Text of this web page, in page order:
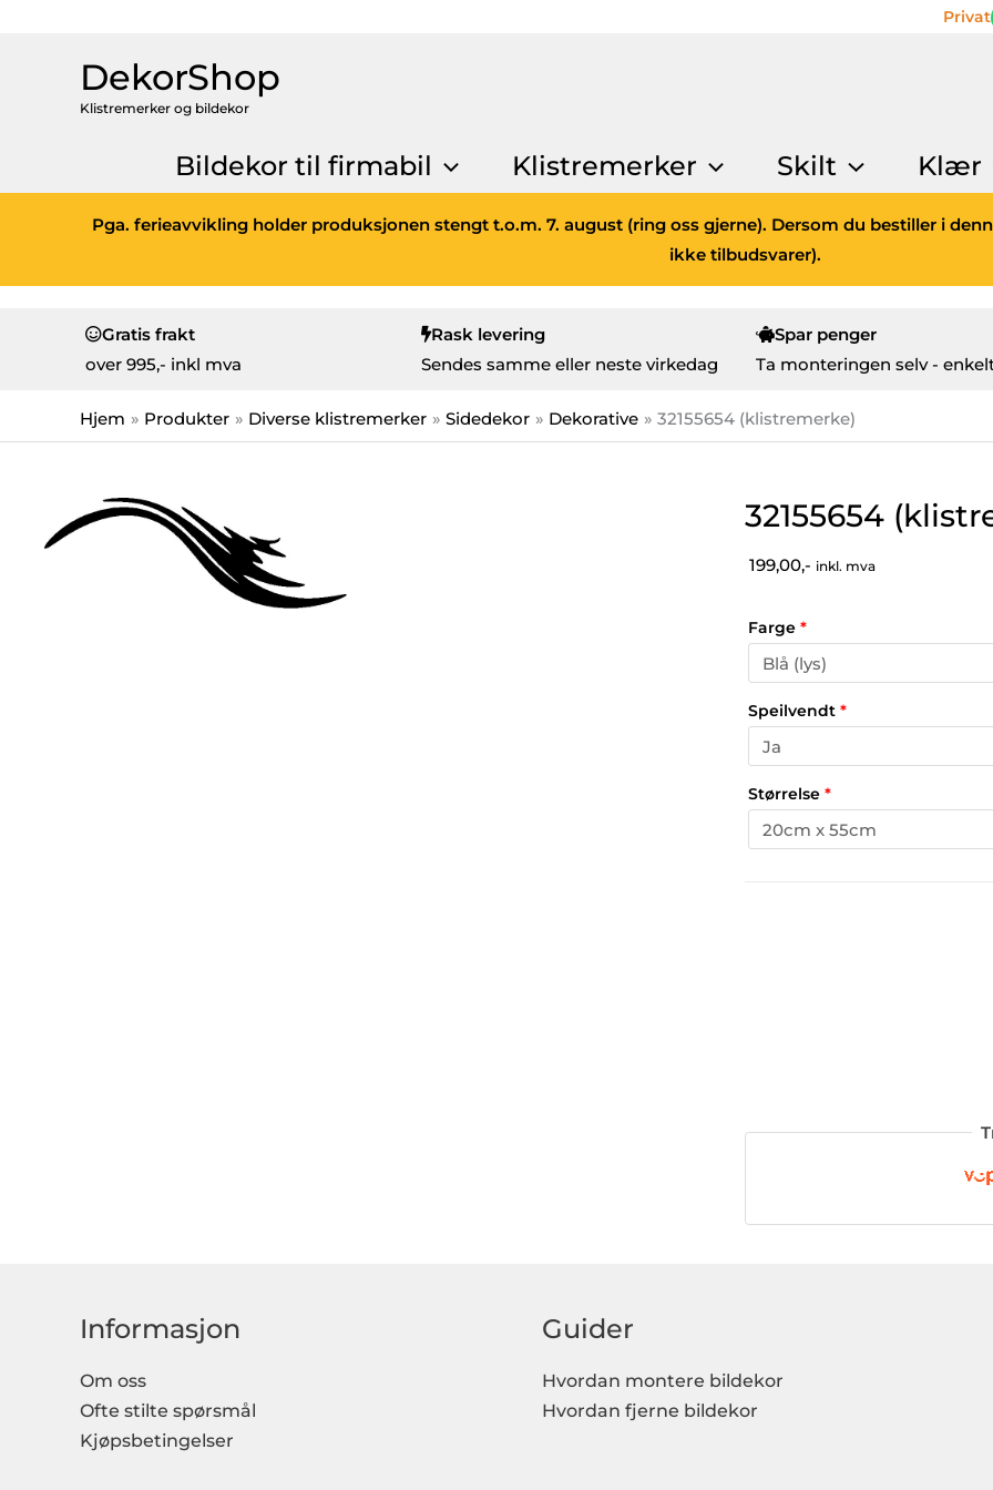
Privat
DekorShop
Klistremerker og bildekor
Bildekor til firmabil Klistremerker Skilt Klær
Pga. ferieavvikling holder produksjonen stengt t.o.m. 7. august (ring oss gjerne). Dersom du bestiller i
ikke tilbudsvarer).
Gratis frakt
over 995,- inkl mva
Rask levering
Sendes samme eller neste virkedag
Spar penger
Ta monteringen selv -
Hjem Produkter Diverse klistremerker Sidedekor Dekorative 32155654 (klistremerke)
32155654
199,00,- inkl. mva
Farge *
Speilvendt *
Størrelse *
Informasjon
Om oss
Ofte stilte spørsmål
Kjøpsbetingelser
Guider
Hvordan montere bildekor
Hvordan fjerne bildekor